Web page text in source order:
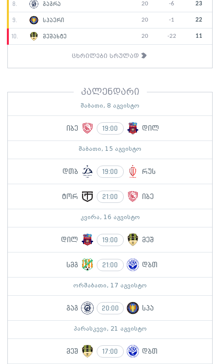
8. გაგრა 20 -6 23
9. სპაერი 20 -1 22
10. მეშახტე 20 -22 11
ცხრილები სრულად
კალენდარი
შაბათი, 8 აგვისტო
იბე 19:00 დილ
შაბათი, 15 აგვისტო
დთბ 19:00 რუს
ტორ 21:00 იბე
კვირა, 16 აგვისტო
დილ 19:00 მეშ
სმგ 21:00 დბთ
ორშაბათი, 17 აგვისტო
გაგ 20:00 სპა
პარასკევი, 21 აგვისტო
მეშ 17:00 დბთ